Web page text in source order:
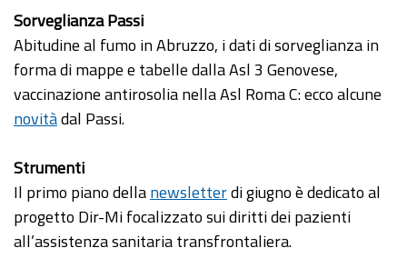
Sorveglianza Passi
Abitudine al fumo in Abruzzo, i dati di sorveglianza in
forma di mappe e tabelle dalla Asl 3 Genovese,
vaccinazione antirosolia nella Asl Roma C: ecco alcune
novitàdal Passi.
Strumenti
Il primo piano dellanewsletterdi giugno è dedicato al
progetto Dir-Mi focalizzato sui diritti dei pazienti
all’assistenza sanitaria transfrontaliera.